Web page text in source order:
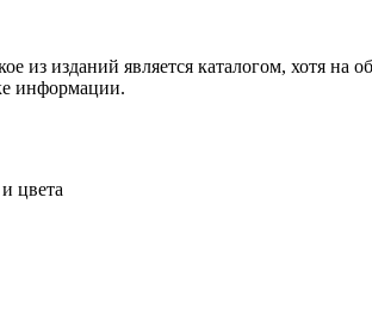
изданий является каталогом, хотя на
информации.
цвета